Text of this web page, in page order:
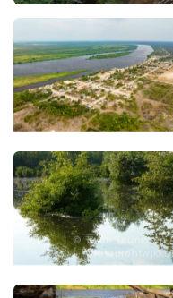
Twan Teunissen